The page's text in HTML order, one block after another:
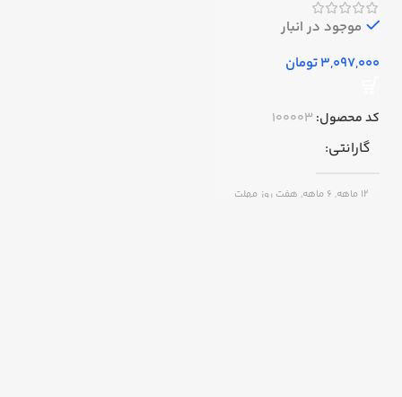
موجود در انبار
تومان
کد محصول: 100003
گارانتی
12 ماهه, 6 ماهه, هفت روز مهلت